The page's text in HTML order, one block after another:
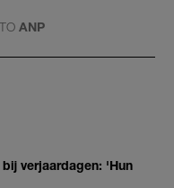
ANP
verjaardagen: 'Hun